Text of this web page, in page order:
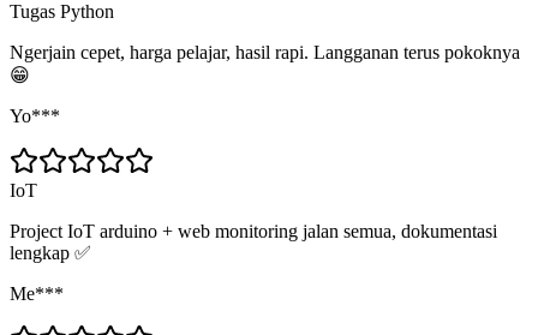
Tugas Python
Ngerjain cepet, harga pelajar, hasil rapi. Langganan terus pokoknya
😁
Yo***
IoT
Project IoT arduino + web monitoring jalan semua, dokumentasi
lengkap ✅
Me***